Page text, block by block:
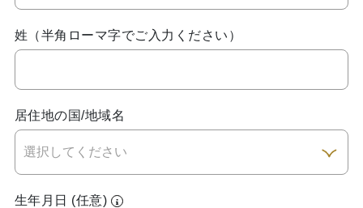
姓（半角ローマ字でご入力ください）
居住地の国/地域名
生年月日 (任意)